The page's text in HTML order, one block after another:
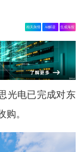
相关舆情 AI解读 生成海报
光电已完成对东
。